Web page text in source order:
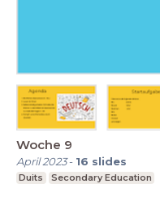
Woche 9
April 2023- 16 slides
Duits Secondary Education